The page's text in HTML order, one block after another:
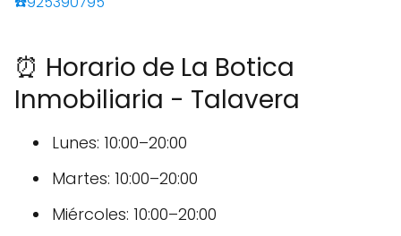
⏰ Horario de La Botica
Inmobiliaria - Talavera
Lunes: 10:00–20:00
Martes: 10:00–20:00
Miércoles: 10:00–20:00